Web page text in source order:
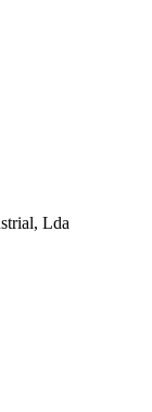
Lda